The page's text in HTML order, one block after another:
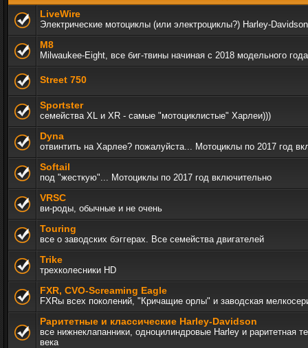
LiveWire
Электрические мотоциклы (или электроциклы?) Harley-Davidson
M8
Milwaukee-Eight, все биг-твины начиная с 2018 модельного
Street 750
Sportster
семейства XL и XR - самые "мотоциклистые" Харлеи)))
Dyna
отвинтить на Харлее? пожалуйста... Мотоциклы по 2017 год
Softail
под "жесткую"... Мотоциклы по 2017 год включительно
VRSC
ви-роды, обычные и не очень
Touring
все о заводских бэггерах. Все семейства двигателей
Trike
трехколесники HD
FXR, СVO-Screaming Eagle
FXRы всех поколений, "Кричащие орлы" и заводская
Раритетные и классические Harley-Davidson
все нижнеклапанники, одноцилиндровые Harley и раритетная
века